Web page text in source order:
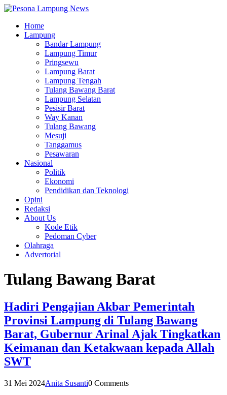
Home
Lampung
Bandar Lampung
Lampung Timur
Pringsewu
Lampung Barat
Lampung Tengah
Tulang Bawang Barat
Lampung Selatan
Pesisir Barat
Way Kanan
Tulang Bawang
Mesuji
Tanggamus
Pesawaran
Nasional
Politik
Ekonomi
Pendidikan dan Teknologi
Opini
Redaksi
About Us
Kode Etik
Pedoman Cyber
Olahraga
Advertorial
Tulang Bawang Barat
Hadiri Pengajian Akbar Pemerintah
Provinsi Lampung di Tulang Bawang
Barat, Gubernur Arinal Ajak Tingkatkan
Keimanan dan Ketakwaan kepada Allah
SWT
31 Mei 2024Anita Susanti0 Comments